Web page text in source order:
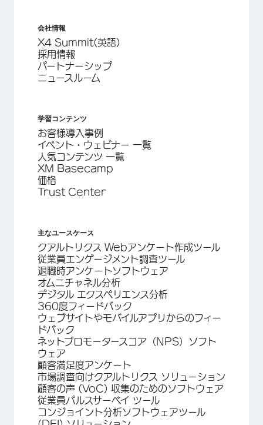
会社情報
X4 Summit(英語)
採用情報
パートナーシップ
ニュースルーム
学習コンテンツ
お客様導入事例
イベント・ウェビナー 一覧
人気コンテンツ 一覧
XM Basecamp
価格
Trust Center
主なユースケース
クアルトリクス Webアンケート作成ツール
従業員エンゲージメント調査ツール
退職時アンケートソフトウェア
オムニチャネル分析
デジタル エクスペリエンス分析
360度フィードバック
ウェブサイトやモバイルアプリからのフィー
ドバック
ネットプロモータースコア（NPS）ソフト
ウェア
顧客満足度アンケート
市場調査向けクアルトリクス ソリューション
顧客の声 (VoC) 収集のためのソフトウェア
従業員パルスサーベイ ツール
コンジョイント分析ソフトウェアツール